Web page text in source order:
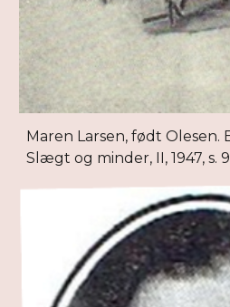
Maren Larsen, født Olesen.
Slægt og minder, II, 1947, s.